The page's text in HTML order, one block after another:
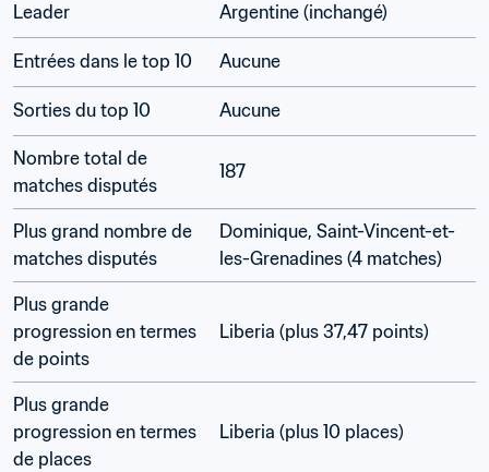
Leader Argentine (inchangé)
Entrées dans le top 10 Aucune
Sorties du top 10 Aucune
Nombre total de
matches disputés
187
Plus grand nombre de
matches disputés
Dominique, Saint-Vincent-et-
les-Grenadines (4 matches)
Plus grande
progression en termes
de points
Liberia (plus 37,47 points)
Plus grande
progression en termes
de places
Liberia (plus 10 places)